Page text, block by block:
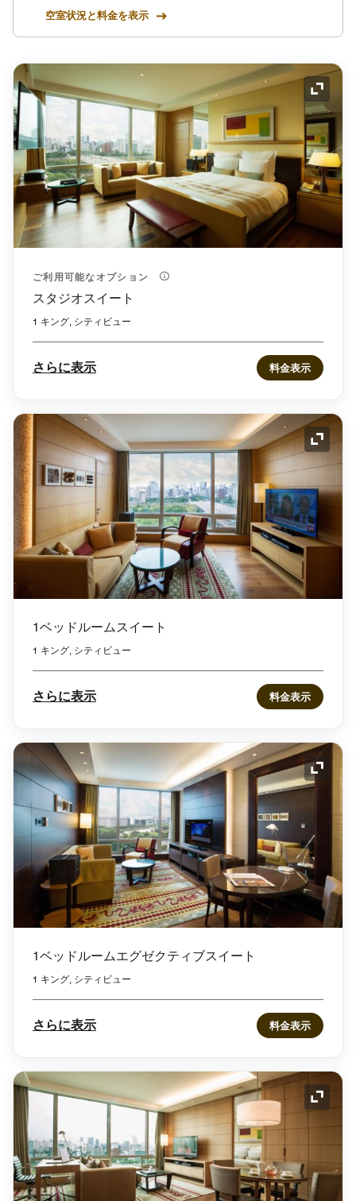
空室状況と料金を表示
アイ
ご利用可能なオプション
スタジオスイート
1 キング, シティビュー
さらに表示 料金表示
アイ
1ベッドルームスイート
1 キング, シティビュー
さらに表示 料金表示
アイ
1ベッドルームエグゼクティブスイート
1 キング, シティビュー
さらに表示 料金表示
アイ